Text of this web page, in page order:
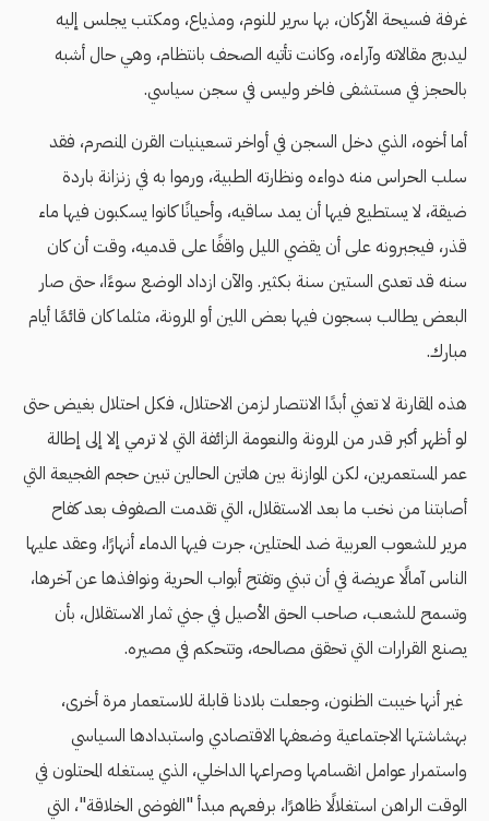
غرفة فسيحة الأركان، بها سرير للنوم، ومذياع، ومكتب يجلس إليه
ليدبج مقالاته وآراءه، وكانت تأتيه الصحف بانتظام، وهي حال أشبه
بالحجز في مستشفى فاخر وليس في سجن سياسي.
أما أخوه، الذي دخل السجن في أواخر تسعينيات القرن المنصرم، فقد
سلب الحراس منه دواءه ونظارته الطبية، ورموا به في زنزانة باردة
ضيقة، لا يستطيع فيها أن يمد ساقيه، وأحيانًا كانوا يسكبون فيها ماء
قذر، فيجبرونه على أن يقضي الليل واقفًا على قدميه، وقت أن كان
سنه قد تعدى الستين سنة بكثير. والآن ازداد الوضع سوءًا، حتى صار
البعض يطالب بسجون فيها بعض اللين أو المرونة، مثلما كان قائمًا أيام
مبارك.
هذه المقارنة لا تعني أبدًا الانتصار لزمن الاحتلال، فكل احتلال بغيض حتى
لو أظهر أكبر قدر من المرونة والنعومة الزائفة التي لا ترمي إلا إلى إطالة
عمر المستعمرين، لكن الموازنة بين هاتين الحالين تبين حجم الفجيعة التي
أصابتنا من نخب ما بعد الاستقلال، التي تقدمت الصفوف بعد كفاح
مرير للشعوب العربية ضد المحتلين، جرت فيها الدماء أنهارًا، وعقد عليها
الناس آمالًا عريضة في أن تبني وتفتح أبواب الحرية ونوافذها عن آخرها،
وتسمح للشعب، صاحب الحق الأصيل في جني ثمار الاستقلال، بأن
يصنع القرارات التي تحقق مصالحه، وتتحكم في مصيره.
غير أنها خيبت الظنون، وجعلت بلادنا قابلة للاستعمار مرة أخرى،
بهشاشتها الاجتماعية وضعفها الاقتصادي واستبدادها السياسي
واستمرار عوامل انقسامها وصراعها الداخلي، الذي يستغله المحتلون في
الوقت الراهن استغلالًا ظاهرًا، برفعهم مبدأ "الفوضى الخلاقة"، التي